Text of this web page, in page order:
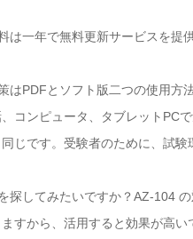
は一年で無料更新サービスを
はPDFとソフト版二つの使用方
コンピュータ、タブレットPC
じです。受験者のために、試
探してみたいですか？AZ-104
すから、活用すると効果が高